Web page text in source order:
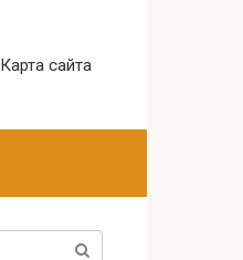
Карта сайта